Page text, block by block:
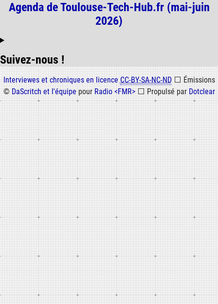
Agenda de Toulouse-Tech-Hub.fr (mai-juin
2026)
Suivez-nous !
Informations
Interviewes et chroniques en licence CC-BY-SA-NC-ND ⬜ Émissions
© DaScritch et l'équipe pour Radio <FMR> ⬜ Propulsé par Dotclear